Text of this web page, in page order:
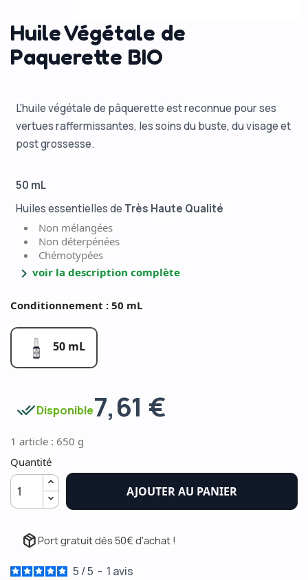
Huile Végétale de
Paquerette BIO
L'huile végétale de pâquerette est reconnue pour ses
vertues raffermissantes, les soins du buste, du visage et
post grossesse.
50 mL
Huiles essentielles de Très Haute Qualité
Non mélangées
Non déterpénées
Chémotypées
chevron_right voir la description complète
Conditionnement : 50 mL
50 mL
done_allDisponible7,61 €
1 article : 650 g
Quantité
AJOUTER AU PANIER
package_2 Port gratuit dès 50€ d'achat !
5 /5 - 1 avis